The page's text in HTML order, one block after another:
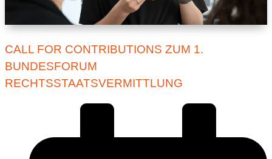
CALL FOR CONTRIBUTIONS ZUM 1.
BUNDESFORUM
RECHTSSTAATSVERMITTLUNG